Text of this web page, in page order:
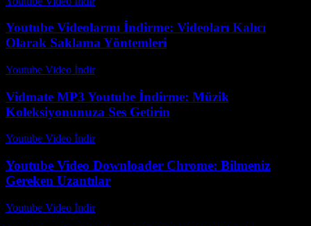
Youtube Videolarını İndirme: Videoları Kalıcı
Olarak Saklama Yöntemleri
Youtube Video İndir-
Vidmate MP3 Youtube İndirme: Müzik
Koleksiyonunuza Ses Getirin
Youtube Video İndir-
Youtube Video Downloader Chrome: Bilmeniz
Gereken Uzantılar
Youtube Video İndir-